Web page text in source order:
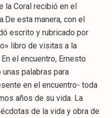
Coral recibió en el
esta manera, con el
escrito y rubricado por
libro de visitas a la
el encuentro, Ernesto
palabras para
en el encuentro- toda
años de su vida. La
de la vida y obra de